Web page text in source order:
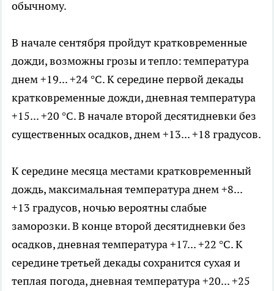
обычному.
В начале сентября пройдут кратковременные
дожди, возможны грозы и тепло: температура
днем +19... +24 °С. К середине первой декады
кратковременные дожди, дневная температура
+15... +20 °С. В начале второй десятидневки без
существенных осадков, днем +13... +18 градусов.
К середине месяца местами кратковременный
дождь, максимальная температура днем +8...
+13 градусов, ночью вероятны слабые
заморозки. В конце второй десятидневки без
осадков, дневная температура +17... +22 °С. К
середине третьей декады сохранится сухая и
теплая погода, дневная температура +20... +25